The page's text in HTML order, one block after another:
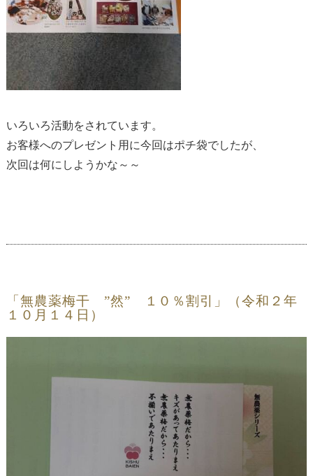
いろいろ活動をされています。
お客様へのプレゼント用に今回はポチ袋でしたが、
次回は何にしようかな～～
「無農薬梅干 ”然” １０％割引」（令和２年
１０月１４日）